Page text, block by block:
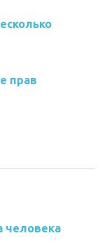
прав
человека